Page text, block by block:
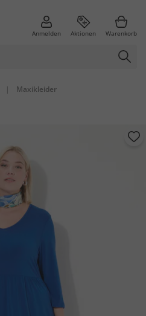
Anmelden Aktionen Warenkorb
| Maxikleider